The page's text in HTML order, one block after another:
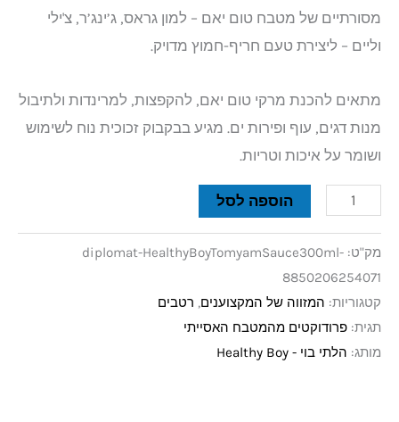
מסורתיים של מטבח טום יאם – למון גראס, ג’ינג’ר, צ'ילי
וליים – ליצירת טעם חריף-חמוץ מדויק.
מתאים להכנת מרקי טום יאם, להקפצות, למרינדות ולתיבול
מנות דגים, עוף ופירות ים. מגיע בבקבוק זכוכית נוח לשימוש
ושומר על איכות וטריות.
הוספה לסל
מק"ט: diplomat-HealthyBoyTomyamSauce300ml-
8850206254071
קטגוריות: המזווה של המקצוענים, רטבים
תגית: פרודוקטים מהמטבח האסייתי
מותג: הלתי בוי - Healthy Boy